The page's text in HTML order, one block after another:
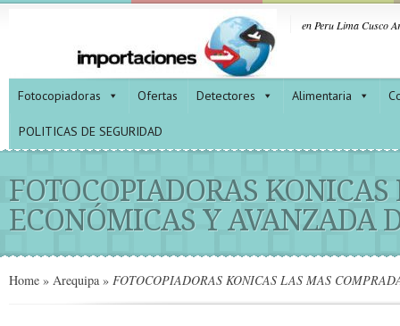
en Peru Lima Cusco
Fotocopiadoras Ofertas Detectores Alimentaria
POLITICAS DE SEGURIDAD
FOTOCOPIADORAS
ECONÓMICAS Y AVANZADA
Home » Arequipa » FOTOCOPIADORAS KONICAS LAS MAS